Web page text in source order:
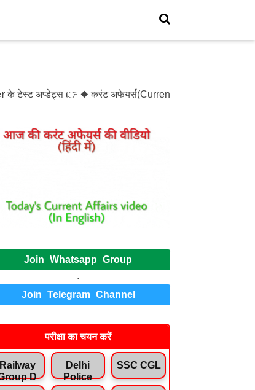
अप्डेट्स 👉 ◆ करंट अफेयर्स(Current Affairs)- Test- 1214 ◆
Join Whatsapp Group
.
Join Telegram Channel
परीक्षा का चयन करें
Railway
D
Delhi
Police
SSC CGL